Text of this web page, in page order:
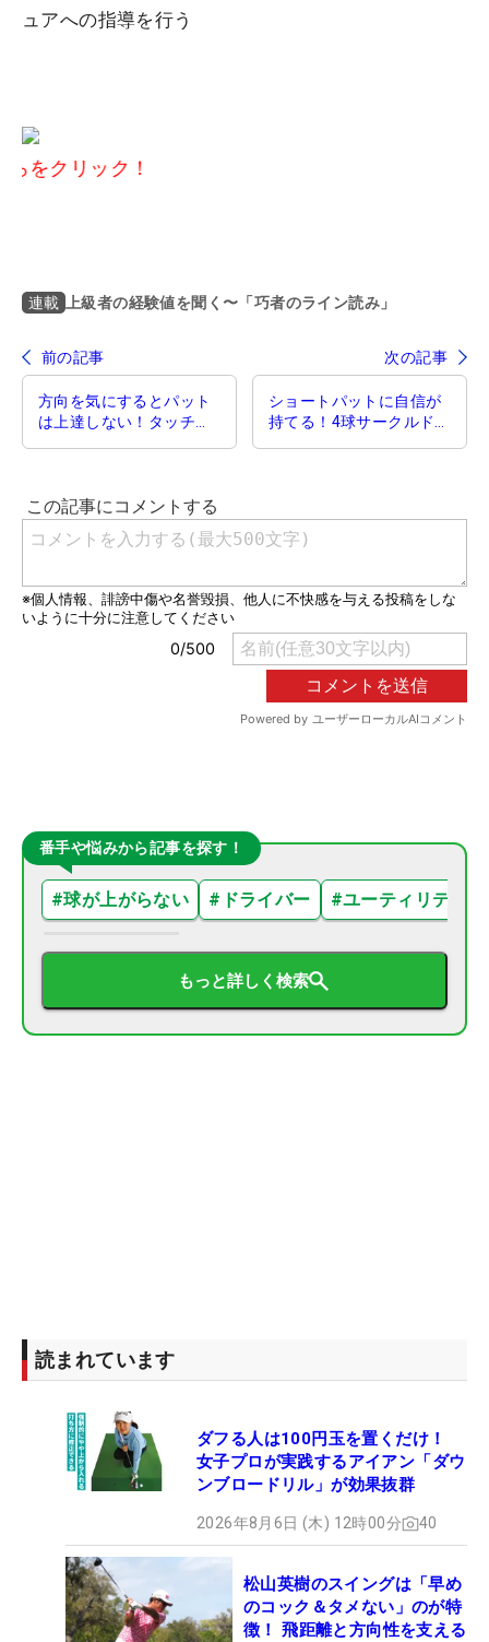
ュアへの指導を行う
！
連載 上級者の経験値を聞く〜「巧者のライン読み」
前の記事 次の記事
方向を気にするとパット
は上達しない！タッチを
ショートパットに自信が
持てる！4球サークルドリ
番手や悩みから記事を探す！
#球が上がらない # ドライバー #ユーティリティ
もっと詳しく検索
読まれています
ダフる人は100円玉を置くだけ！
女子プロが実践するアイアン「ダウ
ンブロードリル」が効果抜群
2026年8月6日 (木) 12時00分 40
松山英樹のスイングは「早め
のコック＆タメない」のが特
徴！ 飛距離と方向性を支える